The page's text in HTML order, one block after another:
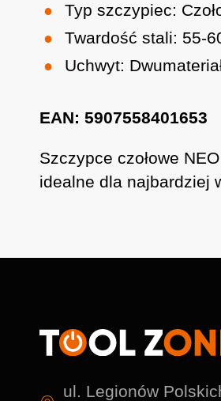
Typ szczypiec:
Twardość stali: 55-
Uchwyt:
EAN: 5907558401653
Szczypce czołowe
idealne dla najbardziej
ul. Legionów